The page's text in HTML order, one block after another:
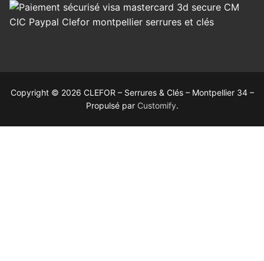
Copyright © 2026 CLEFOR – Serrures & Clés – Montpellier 34 –
Propulsé par Customify.